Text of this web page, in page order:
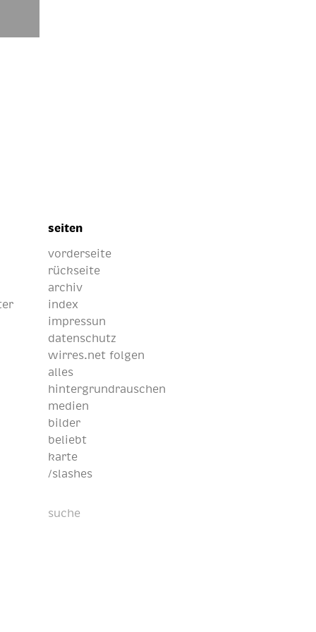
seiten
vorderseite
rückseite
archiv
index
impressun
datenschutz
wirres.net folgen
alles
hintergrundrauschen
medien
bilder
beliebt
karte
/slashes